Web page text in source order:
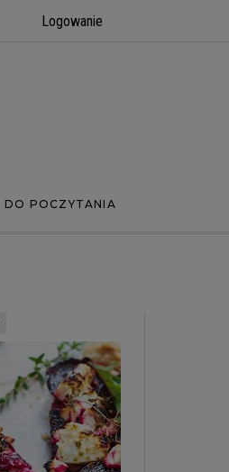
Logowanie
DO POCZYTANIA